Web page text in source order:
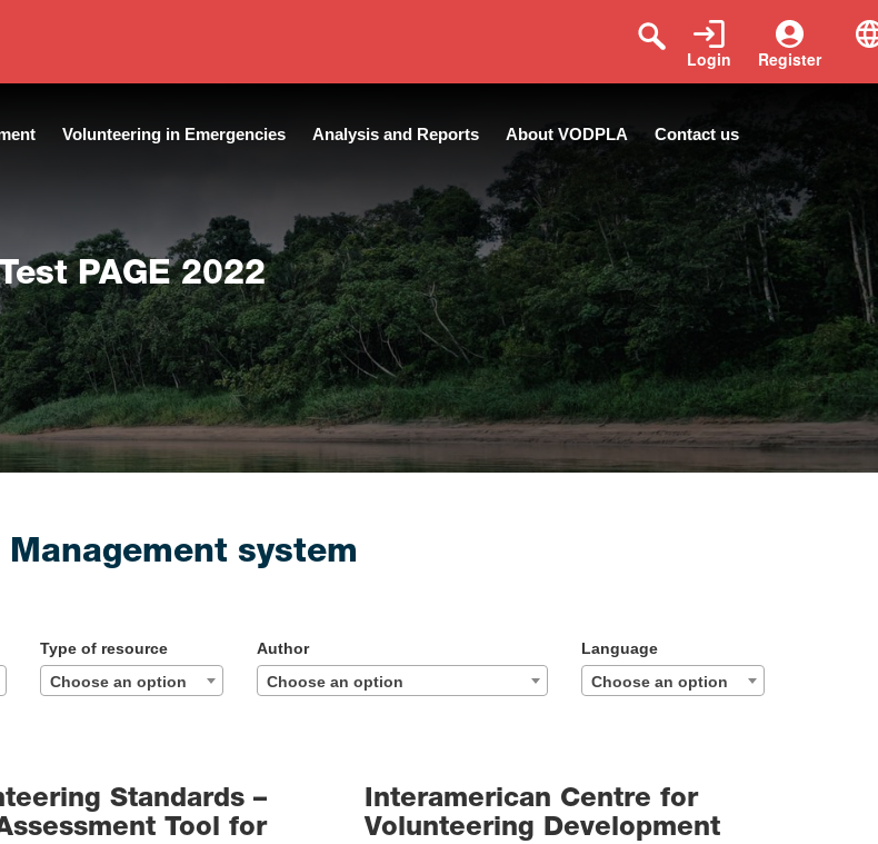
Register
Login
Volunteering in Emergencies Analysis and Reports About VODPLA Contact us
PAGE 2022
system
Type of resource
Choose an option
Author
Choose an option
Language
Choose an option
Standards –
Tool for
Interamerican Centre for
Volunteering Development